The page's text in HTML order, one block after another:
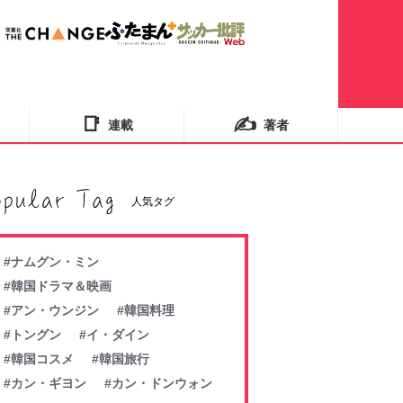
📑 連載 ✍️ 著者
人気タグ
#ナムグン・ミン
#韓国ドラマ＆映画
#アン・ウンジン
#韓国料理
#トングン
#イ・ダイン
#韓国コスメ
#韓国旅行
#カン・ギヨン
#カン・ドンウォン